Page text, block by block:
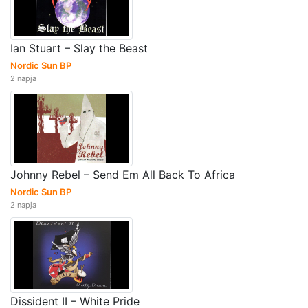
Ian Stuart – Slay the Beast
Nordic Sun BP
2 napja
Johnny Rebel – Send Em All Back To Africa
Nordic Sun BP
2 napja
Dissident II – White Pride